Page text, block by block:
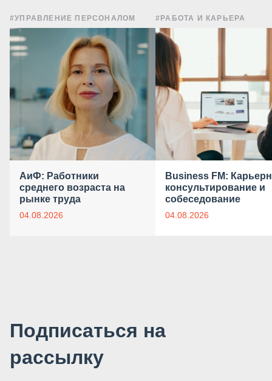
#УПРАВЛЕНИЕ ПЕРСОНАЛОМ
АиФ: Работники
среднего возраста на
рынке труда
04.08.2026
#РАБОТА И КАРЬЕРА
Business FM:
консультирование и
собеседование
04.08.2026
Подписаться на
рассылку